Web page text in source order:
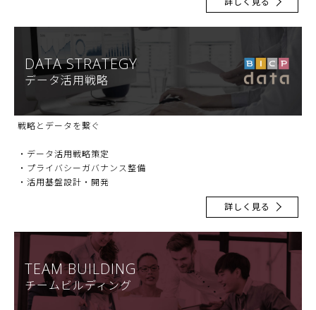
DATA STRATEGY
データ活用戦略
戦略とデータを繋ぐ
・データ活用戦略策定
・プライバシーガバナンス整備
・活用基盤設計・開発
詳しく見る
TEAM BUILDING
チームビルディング